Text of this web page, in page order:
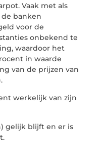
Vaak met als
banken
voor de
onbekend te
waardoor het
in waarde
van de prijzen van
werkelijk van zijn
gelijk blijft en er is